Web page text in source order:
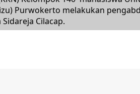
Purwokerto melakukan
Cilacap.